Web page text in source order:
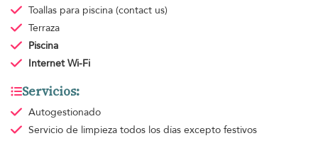
Toallas para piscina (contact us)
Terraza
Piscina
Internet Wi-Fi
Servicios:
Autogestionado
Servicio de limpieza todos los días excepto festivos